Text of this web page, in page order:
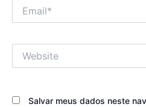
Salvar meus dados neste